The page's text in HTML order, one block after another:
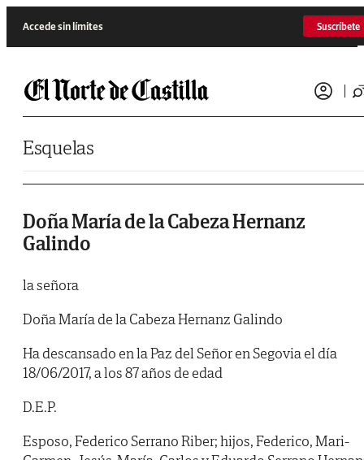
Accede sin límites Suscríbete
Esquelas
Doña María de la Cabeza Hernanz
Galindo
la señora
Doña María de la Cabeza Hernanz Galindo
Ha descansado en la Paz del Señor en Segovia el día
18/06/2017, a los 87 años de edad
D.E.P.
Esposo, Federico Serrano Riber; hijos, Federico, Mari-